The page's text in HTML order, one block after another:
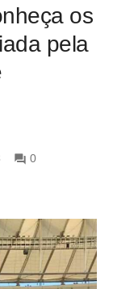
os
pela
0